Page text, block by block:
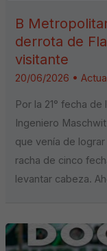
B
derrota de
visitante
20/06/2026 •
Por la 21° fecha
Ingeniero
que venía de
racha de cinco
levantar cabeza.